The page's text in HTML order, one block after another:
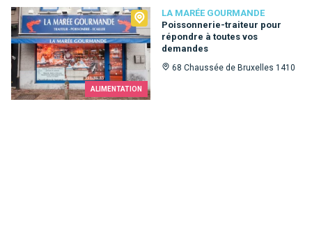
ALIMENTATION
LA MARÉE GOURMANDE
Poissonnerie-traiteur pour
répondre à toutes vos
demandes
68 Chaussée de Bruxelles 1410
La Marée Gourmande